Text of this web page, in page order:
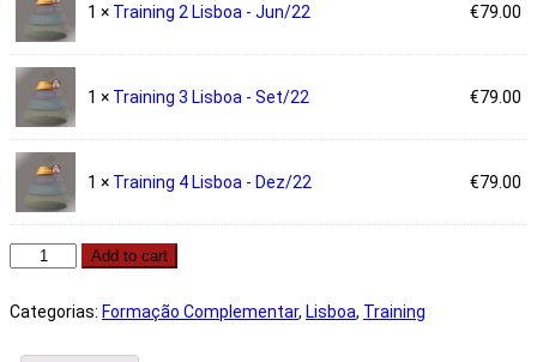
1 × Training 2 Lisboa - Jun/22 €79.00
1 × Training 3 Lisboa - Set/22 €79.00
1 × Training 4 Lisboa - Dez/22 €79.00
Quantidade
de
Training
Add to cart
Categorias: Formação Complementar, Lisboa, Training